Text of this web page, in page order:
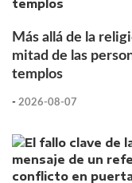
Más allá de la
mitad de las
templos
- 2026-08-07